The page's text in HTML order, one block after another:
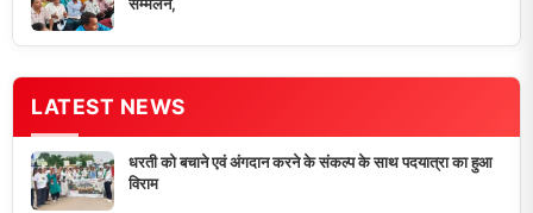
LATEST NEWS
धरती को बचाने एवं अंगदान करने के संकल्प के साथ पदयात्रा का हुआ
विराम